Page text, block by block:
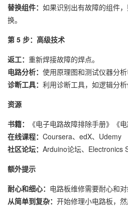
替换组件： 如果识别出有故障的组件
换。
第 5 步：高级技术
返工： 重新焊接故障的焊点。
电路分析： 使用原理图和测试仪器分析
诊断工具： 利用诊断工具，如逻辑分析
资源
书籍：
《电子电路故障排除手册》《
在线课程： Coursera、edX、Udemy
社区论坛： Arduino论坛、Electronics
额外提示
耐心和细心： 电路板维修需要耐心和对
从简单到复杂： 开始修理小电路板，